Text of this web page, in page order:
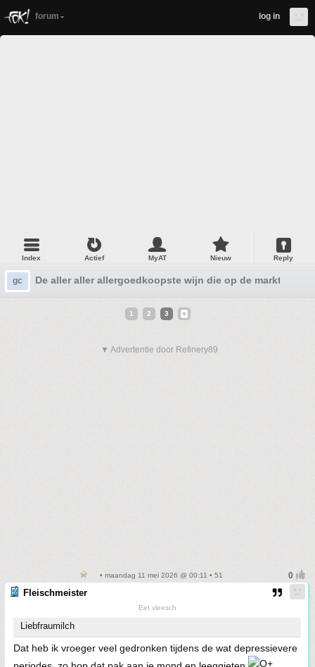
forum log in
Index Actief MyAT Nieuw Reply
gc De aller aller allergoedkoopste wijn die op de markt is?
1 2 3
▼ Advertentie door Refinery89
• maandag 11 mei 2026 @ 00:11 • 51
Fleischmeister
Eet vleesch
Liebfraumilch
Dat heb ik vroeger veel gedronken tijdens de wat depressievere